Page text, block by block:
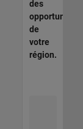
des
opportunités
de
votre
région.